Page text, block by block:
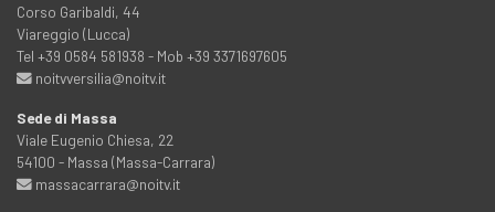
Corso Garibaldi, 44
Viareggio (Lucca)
Tel +39 0584 581938 - Mob +39 3371697605
noitvversilia@noitv.it
Sede di Massa
Viale Eugenio Chiesa, 22
54100 - Massa (Massa-Carrara)
massacarrara@noitv.it